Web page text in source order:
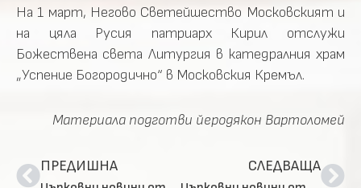
На 1 март, Негово Светейшество Московският и
на цяла Русия патриарх Кирил отслужи
Божествена света Литургия в катедралния храм
„Успение Богородично“ в Московския Кремъл.
Материала подготви йеродякон Вартоломей
ПРЕДИШНА СЛЕДВАЩА